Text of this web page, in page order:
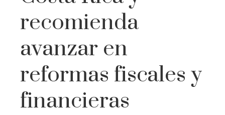
recomienda
avanzar en
reformas fiscales y
financieras